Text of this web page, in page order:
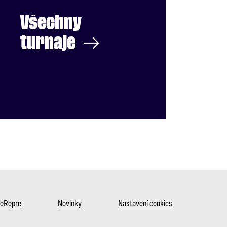
Všechny
turnaje
Novinky Nastavení cookies